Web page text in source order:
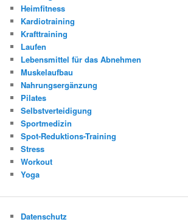
Heimfitness
Kardiotraining
Krafttraining
Laufen
Lebensmittel für das Abnehmen
Muskelaufbau
Nahrungsergänzung
Pilates
Selbstverteidigung
Sportmedizin
Spot-Reduktions-Training
Stress
Workout
Yoga
Datenschutz